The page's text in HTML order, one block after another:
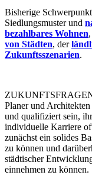
Bisherige
Siedlungsmuster und
bezahlbares Wohnen,
von Städten, der
Zukunftsszenarien.
Planer und
und qualifiziert sein,
individuelle Karriere
zunächst ein solides
zu können und
städtischer
einnehmen zu können.